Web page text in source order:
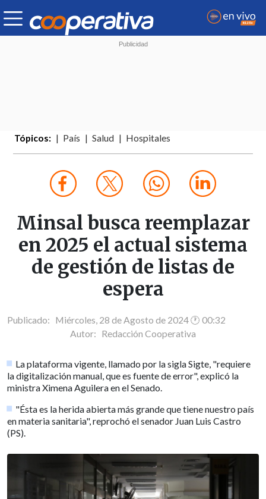
Tópicos: País Salud Hospitales
Minsal busca reemplazar
en 2025 el actual sistema
de gestión de listas de
espera
Publicado: Miércoles, 28 de Agosto de 2024 🕐 00:32
Autor: Redacción Cooperativa
La plataforma vigente, llamado por la sigla Sigte, "requiere
la digitalización manual, que es fuente de error", explicó la
ministra Ximena Aguilera en el Senado.
"Ésta es la herida abierta más grande que tiene nuestro país
en materia sanitaria", reprochó el senador Juan Luis Castro
(PS).